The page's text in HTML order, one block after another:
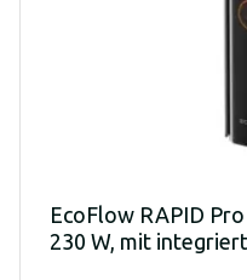
EcoFlow RAPID
230 W, mit